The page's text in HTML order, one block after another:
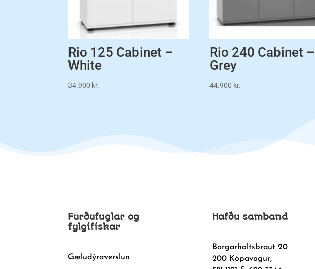
Rio 125 Cabinet –
White
34.900 kr.
Rio 240 Cabinet –
Grey
44.900 kr.
Furðufuglar og
fylgifiskar
Gæludýraverslun
Hafðu samband
Borgarholtsbraut 20
200 Kópavogur,